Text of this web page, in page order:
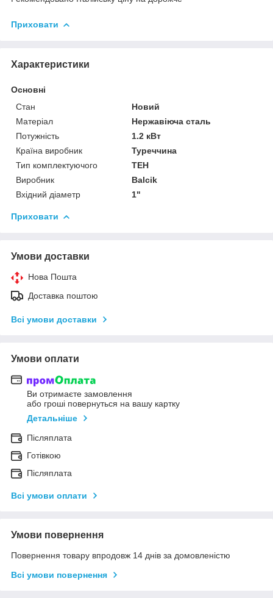
Приховати
Характеристики
Основні
Стан
Новий
Матеріал
Нержавіюча сталь
Потужність
1.2 кВт
Країна виробник
Туреччина
Тип комплектуючого
ТЕН
Виробник
Balcik
Вхідний діаметр
1"
Приховати
Умови доставки
Нова Пошта
Доставка поштою
Всі умови доставки
Умови оплати
Ви отримаєте замовлення
або гроші повернуться на вашу картку
Детальніше
Післяплата
Готівкою
Післяплата
Всі умови оплати
Умови повернення
Повернення товару впродовж 14 днів за домовленістю
Всі умови повернення